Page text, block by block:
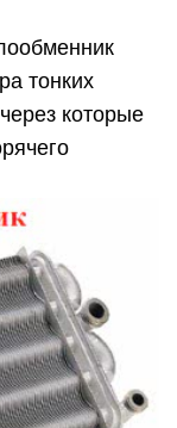
тонких
которые